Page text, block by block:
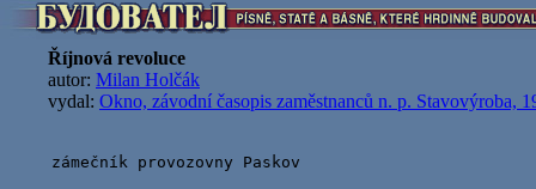
Říjnová revoluce
autor: Milan Holčák
vydal: Okno, závodní časopis zaměstnanců n. p. Stavovýroba,